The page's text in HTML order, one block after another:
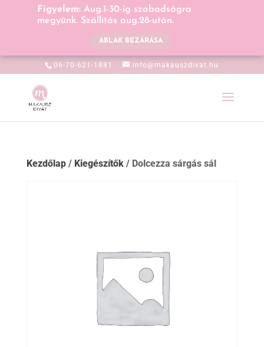
06-70-621-1881 info@makauszdivat.hu
Kezdőlap/ Kiegészítők/ Dolcezza sárgás sál
Figyelem: Aug.1-30-ig szabadságra
megyünk. Szállítás aug.28-után.
ABLAK BEZÁRÁSA